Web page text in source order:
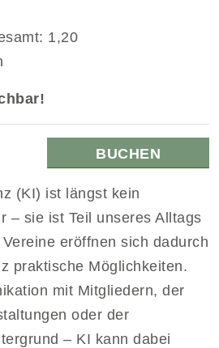
1,20
BUCHEN
(KI) ist längst kein
– sie ist Teil unseres Alltags
eröffnen sich dadurch
praktische Möglichkeiten.
mit Mitgliedern, der
oder der
– KI kann dabei